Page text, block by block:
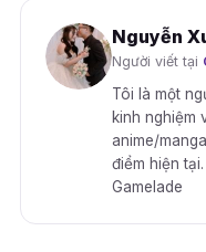
Nguyễn
Người viết tại
Tôi là một
kinh nghiệm
anime/
điểm hiện
Gamelade